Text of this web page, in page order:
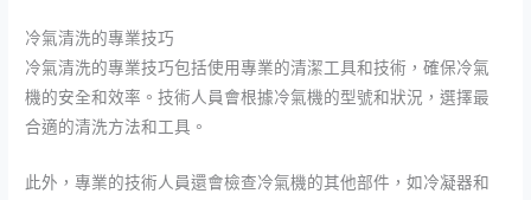
冷氣清洗的專業技巧
冷氣清洗的專業技巧包括使用專業的清潔工具和技術，確保冷氣
機的安全和效率。技術人員會根據冷氣機的型號和狀況，選擇最
合適的清洗方法和工具。
此外，專業的技術人員還會檢查冷氣機的其他部件，如冷凝器和